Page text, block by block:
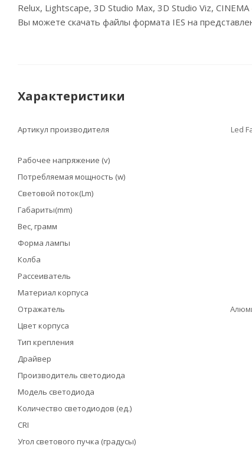
Relux, Lightscape, 3D Studio Max, 3D Studio Viz,
Вы можете скачать файлы формата IES на
Характеристики
Артикул производителя
Led
Рабочее напряжение (v)
Потребляемая мощность (w)
Световой поток(Lm)
Габариты(mm)
Вес, грамм
Форма лампы
Колба
Рассеиватель
Материал корпуса
Отражатель
Цвет корпуса
Тип крепления
Драйвер
Производитель светодиода
Модель светодиода
Количество светодиодов (ед.)
CRI
Угол светового пучка (градусы)